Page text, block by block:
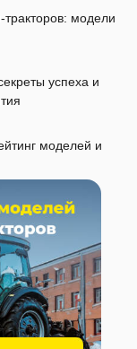
модели
успеха и
моделей и